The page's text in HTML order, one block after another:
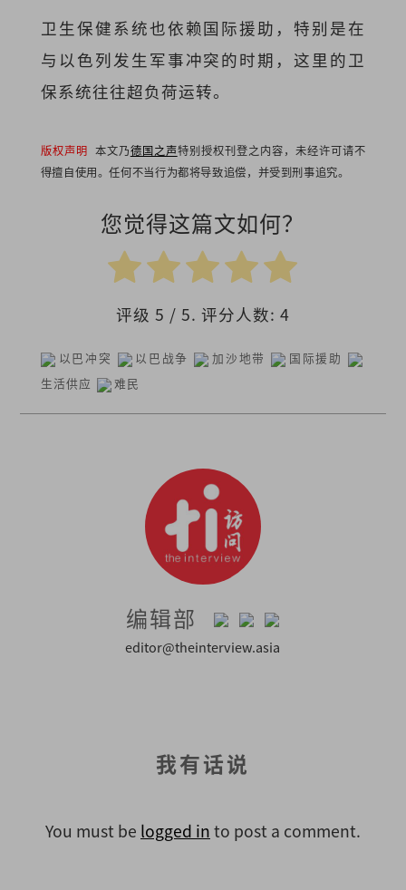
卫生保健系统也依赖国际援助，特别是在
与以色列发生军事冲突的时期，这里的卫
保系统往往超负荷运转。
版权声明 本文乃德国之声特别授权刊登之内容，未经许可请不
得擅自使用。任何不当行为都将导致追偿，并受到刑事追究。
您觉得这篇文如何？
评级 5 / 5. 评分人数: 4
以巴冲突 以巴战争 加沙地带
国际援助
生活供应
难民
编辑部
editor@theinterview.asia
我有话说
You must be logged in to post a comment.